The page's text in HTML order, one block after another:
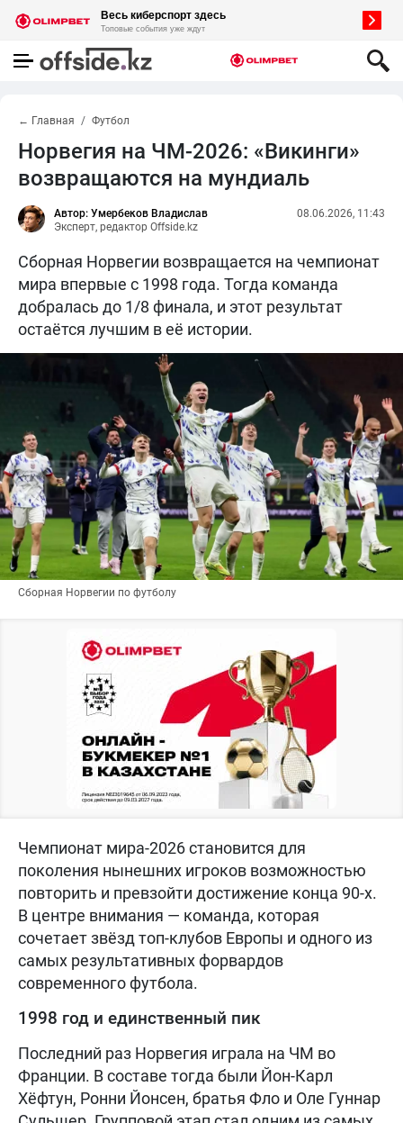
← Главная Футбол
Норвегия на ЧМ-2026: «Викинги»
возвращаются на мундиаль
Автор: Умербеков Владислав
Эксперт, редактор Offside.kz
08.06.2026, 11:43
Сборная Норвегии возвращается на чемпионат
мира впервые с 1998 года. Тогда команда
добралась до 1/8 финала, и этот результат
остаётся лучшим в её истории.
Сборная Норвегии по футболу
Чемпионат мира-2026 становится для
поколения нынешних игроков возможностью
повторить и превзойти достижение конца 90-х.
В центре внимания — команда, которая
сочетает звёзд топ-клубов Европы и одного из
самых результативных форвардов
современного футбола.
1998 год и единственный пик
Последний раз Норвегия играла на ЧМ во
Франции. В составе тогда были Йон-Карл
Хёфтун, Ронни Йонсен, братья Фло и Оле Гуннар